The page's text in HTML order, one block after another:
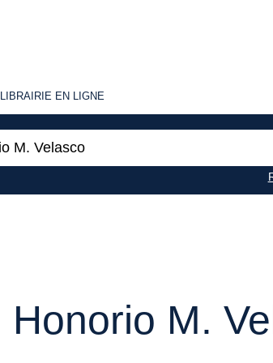
LIBRAIRIE
LIBRAIRIE EN LIGNE
Honorio M.